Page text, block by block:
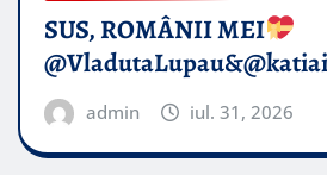
SUS, ROMÂNII MEI
admin iul. 31, 2026